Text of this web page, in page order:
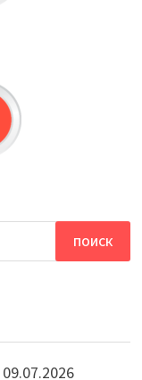
09.07.2026